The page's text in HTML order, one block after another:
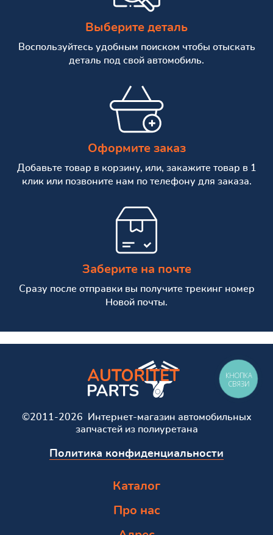
Выберите деталь
Воспользуйтесь удобным поиском чтобы отыскать
деталь под свой автомобиль.
Оформите заказ
Добавьте товар в корзину, или, закажите товар в 1
клик или позвоните нам по телефону для заказа.
Заберите на почте
Сразу после отправки вы получите трекинг номер
Новой почты.
©2011-2026 Интернет-магазин автомобильных
запчастей из полиуретана
Политика конфиденциальности
Каталог
Про нас
КНОПКА
СВЯЗИ